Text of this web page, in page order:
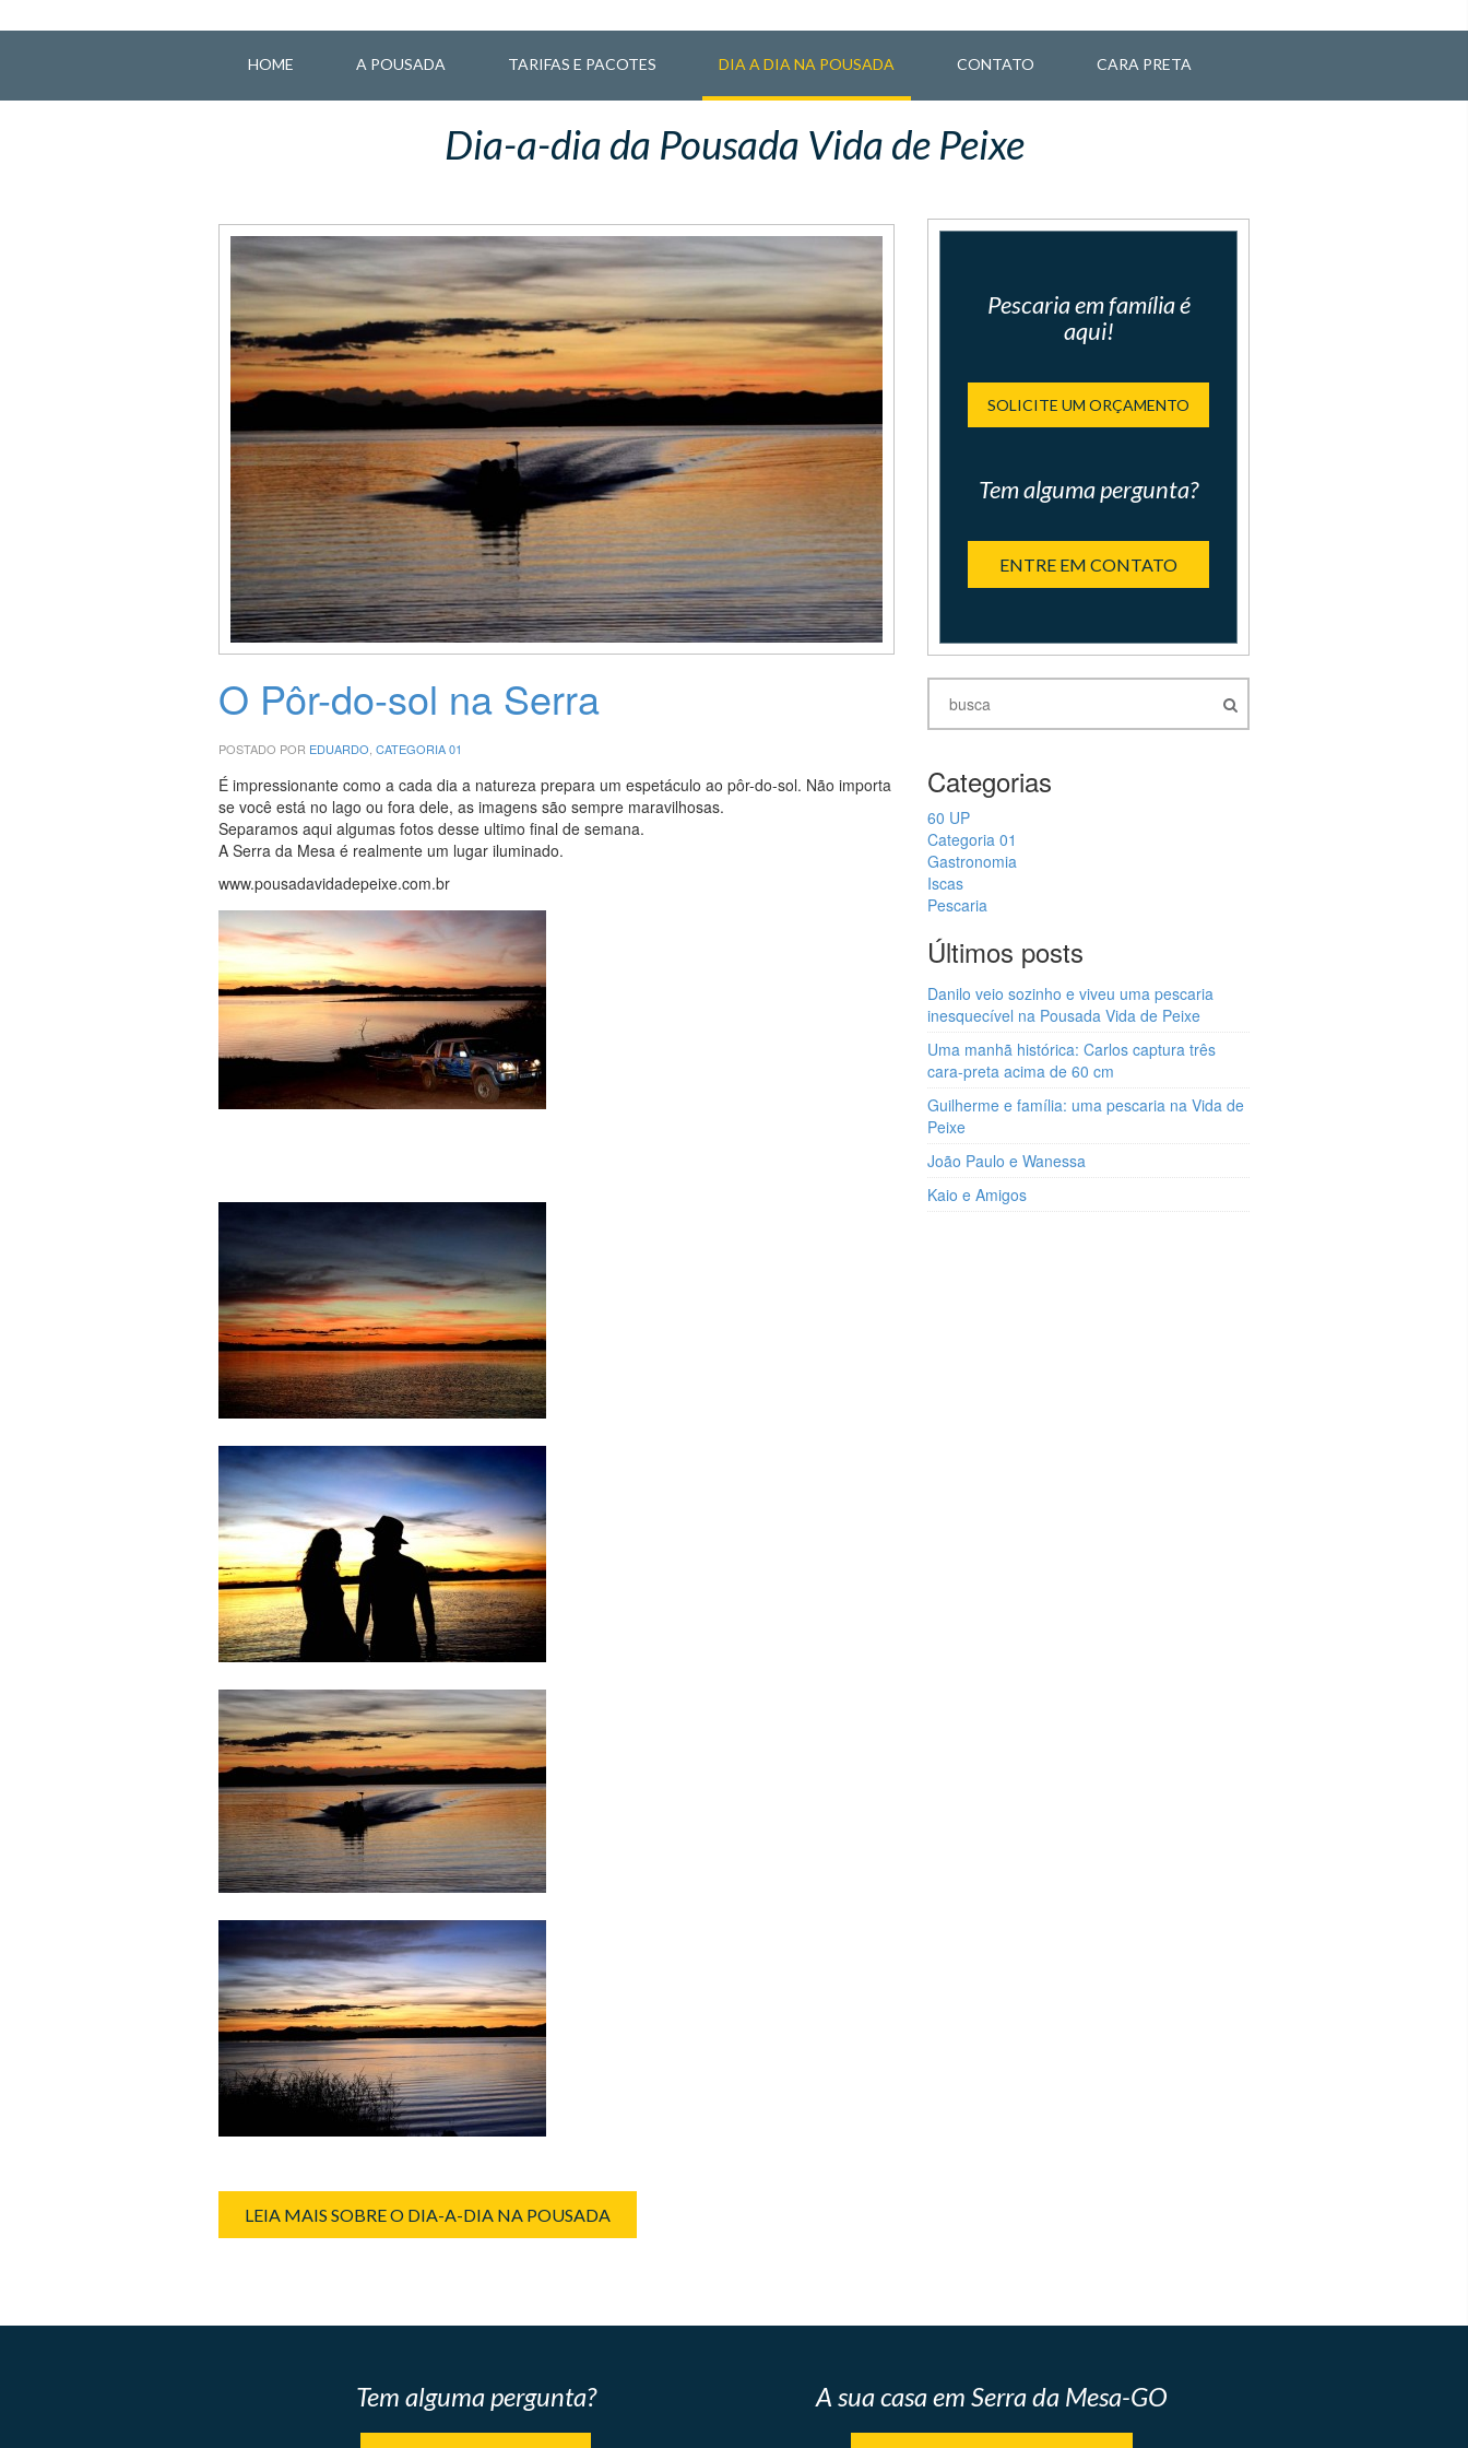
HOME A POUSADA TARIFAS E PACOTES DIA A DIA NA POUSADA CONTATO CARA PRETA
Dia-a-dia da Pousada Vida de Peixe
O Pôr-do-sol na Serra
POSTADO POR EDUARDO, CATEGORIA 01
É impressionante como a cada dia a natureza prepara um espetáculo ao pôr-do-sol. Não importa
se você está no lago ou fora dele, as imagens são sempre maravilhosas.
Separamos aqui algumas fotos desse ultimo final de semana.
A Serra da Mesa é realmente um lugar iluminado.
www.pousadavidadepeixe.com.br
LEIA MAIS SOBRE O DIA-A-DIA NA POUSADA
Pescaria em família é
aqui!
SOLICITE UM ORÇAMENTO
Tem alguma pergunta?
ENTRE EM CONTATO
Categorias
60 UP
Categoria 01
Gastronomia
Iscas
Pescaria
Últimos posts
Danilo veio sozinho e viveu uma pescaria
inesquecível na Pousada Vida de Peixe
Uma manhã histórica: Carlos captura três
cara-preta acima de 60 cm
Guilherme e família: uma pescaria na Vida de
Peixe
João Paulo e Wanessa
Kaio e Amigos
Tem alguma pergunta? A sua casa em Serra da Mesa-GO